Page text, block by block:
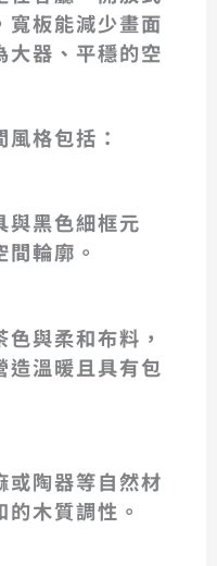
寬板能減少畫面
大器、平穩的空
格包括：
與黑色細框元
輪廓。
與柔和布料，
造溫暖且具有包
或陶器等自然材
木質調性。